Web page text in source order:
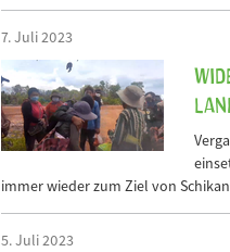
7. Juli 2023
immer wieder zum Ziel von
5. Juli 2023